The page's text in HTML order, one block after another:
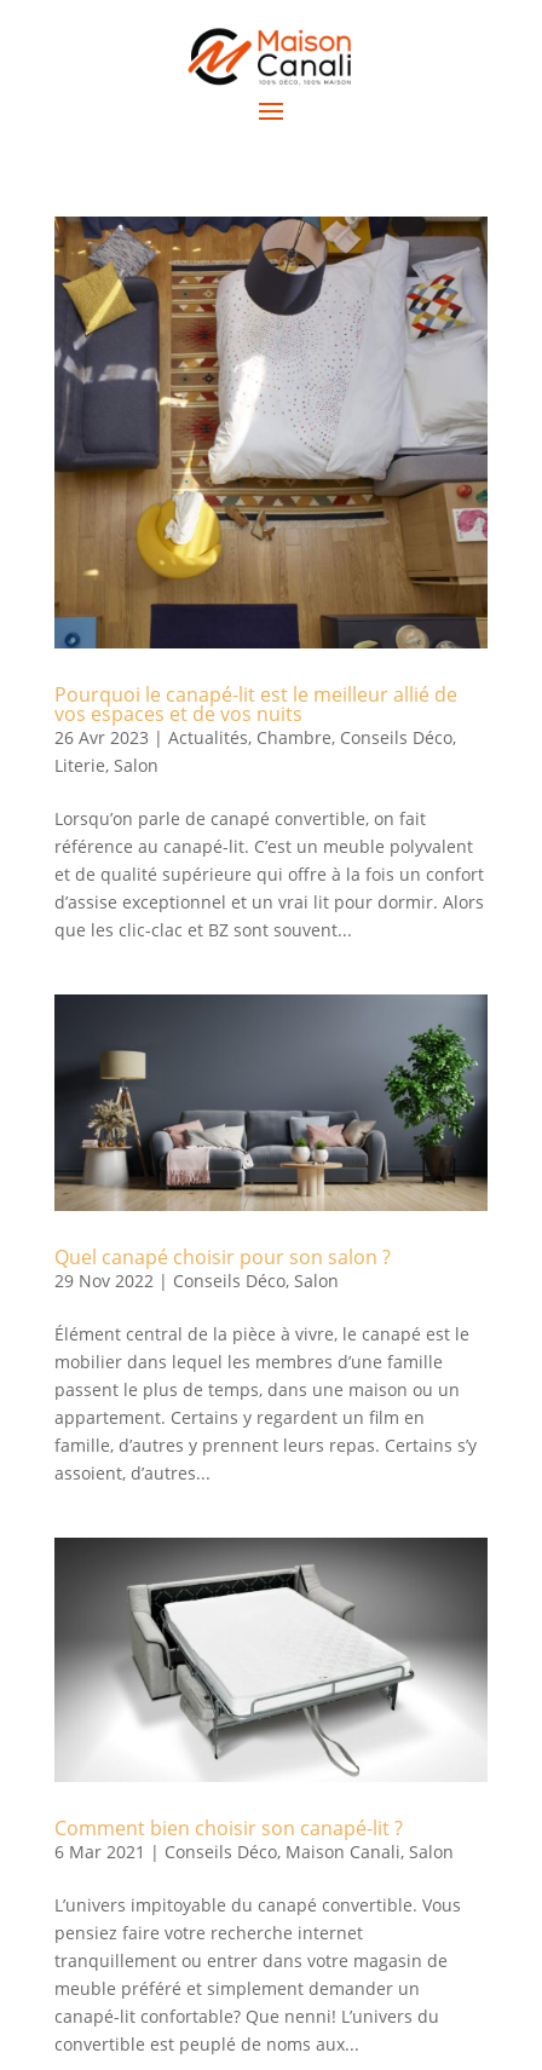
Pourquoi le canapé-lit est le meilleur allié de
vos espaces et de vos nuits
26 Avr 2023 | Actualités, Chambre, Conseils Déco,
Literie, Salon
Lorsqu’on parle de canapé convertible, on fait
référence au canapé-lit. C’est un meuble polyvalent
et de qualité supérieure qui offre à la fois un confort
d’assise exceptionnel et un vrai lit pour dormir. Alors
que les clic-clac et BZ sont souvent...
Quel canapé choisir pour son salon ?
29 Nov 2022| Conseils Déco, Salon
Élément central de la pièce à vivre, le canapé est le
mobilier dans lequel les membres d’une famille
passent le plus de temps, dans une maison ou un
appartement. Certains y regardent un film en
famille, d’autres y prennent leurs repas. Certains s’y
assoient, d’autres...
Comment bien choisir son canapé-lit ?
6 Mar 2021 | Conseils Déco, Maison Canali, Salon
L’univers impitoyable du canapé convertible. Vous
pensiez faire votre recherche internet
tranquillement ou entrer dans votre magasin de
meuble préféré et simplement demander un
canapé-lit confortable? Que nenni! L’univers du
convertible est peuplé de noms aux...